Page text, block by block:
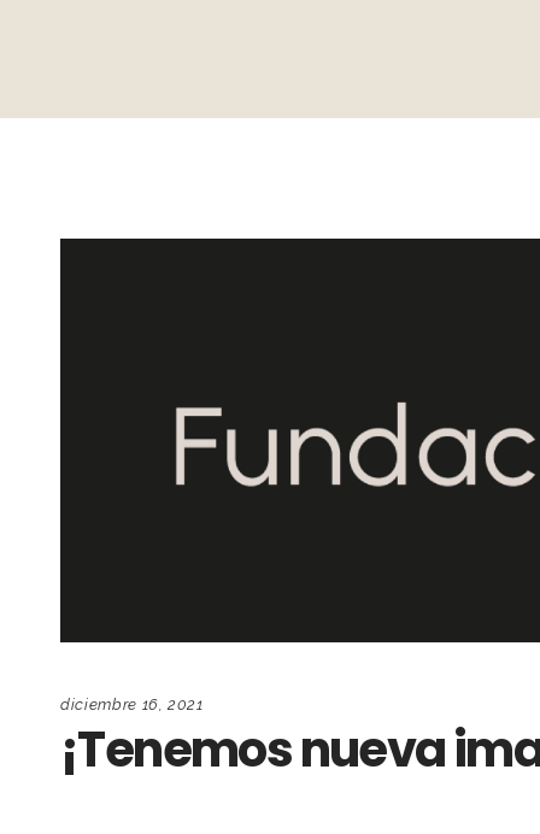
diciembre 16, 2021
¡Tenemos nueva